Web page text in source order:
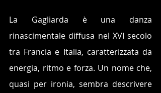
La Gagliarda è una danza
rinascimentale diffusa nel XVI secolo
tra Francia e Italia, caratterizzata da
energia, ritmo e forza. Un nome che,
quasi per ironia, sembra descrivere